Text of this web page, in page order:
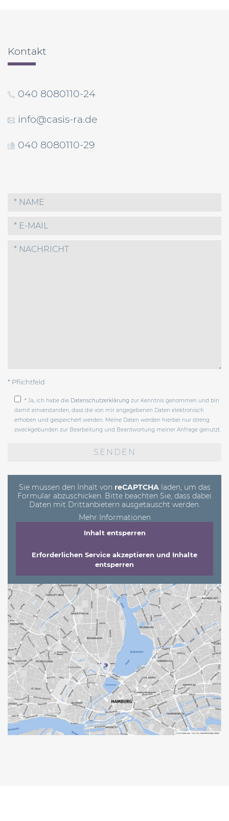
Kontakt
040 8080110-24
info@casis-ra.de
040 8080110-29
* Pflichtfeld
* Ja, ich habe die Datenschutzerklärung zur Kenntnis genommen und bin
damit einverstanden, dass die von mir angegebenen Daten elektronisch
erhoben und gespeichert werden. Meine Daten werden hierbei nur streng
zweckgebunden zur Bearbeitung und Beantwortung meiner Anfrage genutzt.
Sie müssen den Inhalt von reCAPTCHAladen, um das
Formular abzuschicken. Bitte beachten Sie, dass dabei
Daten mit Drittanbietern ausgetauscht werden.
Mehr Informationen
Inhalt entsperren
Erforderlichen Service akzeptieren und Inhalte
entsperren